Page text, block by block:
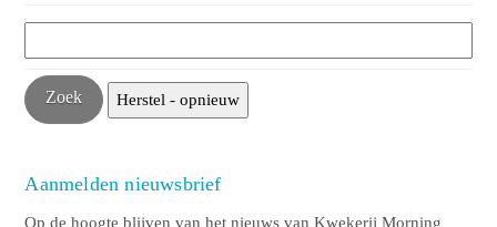
Aanmelden nieuwsbrief
Op de hoogte blijven van het nieuws van Kwekerij Morning